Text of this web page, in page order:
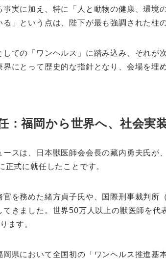
実に加え、特に「人と動物の健康、環境
」という点は、陛下が最も強調された柱
ての「ワンヘルス」に踏み込み、それが
にとって歴史的な指針となり、会場を埋
：福岡から世界へ、社会実
スは、日本獣医師会会長の藏内勇夫氏が
式に就任したことです。
を務めた緒方貞子氏や、国際刑事裁判所
きました。世界50万人以上の獣医師を代
ます。
県において全国初の「ワンヘルス推進基